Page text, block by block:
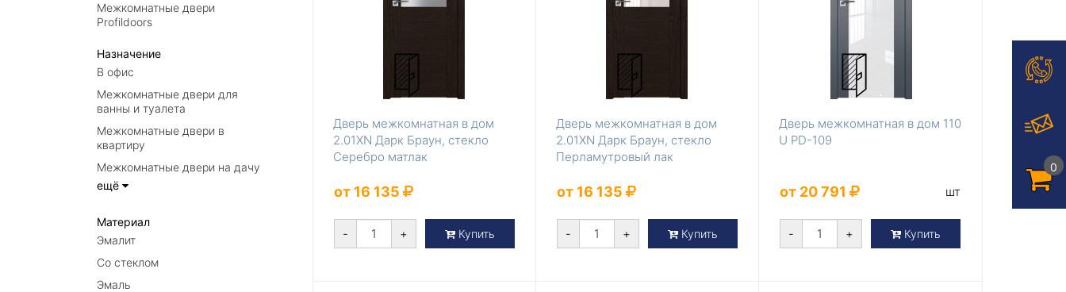
0
Межкомнатные двери
Profildoors
Назначение
В офис
Межкомнатные двери для
ванны и туалета
Межкомнатные двери в
квартиру
Межкомнатные двери на дачу
ещё
Материал
Эмалит
Со стеклом
Эмаль
Дверь межкомнатная в дом
2.01ХN Дарк Браун, стекло
Серебро матлак
от 16 135
- + Купить
Дверь межкомнатная в дом
2.01ХN Дарк Браун, стекло
Перламутровый лак
от 16 135
- + Купить
Дверь межкомнатная в дом 110
U PD-109
от 20 791 шт
- + Купить